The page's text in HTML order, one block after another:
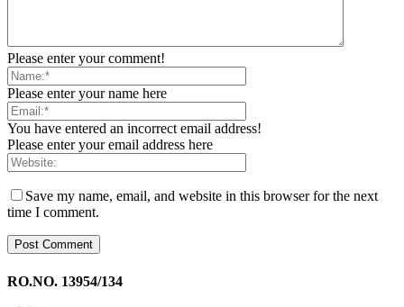
Please enter your comment!
Please enter your name here
You have entered an incorrect email address!
Please enter your email address here
Save my name, email, and website in this browser for the next
time I comment.
RO.NO. 13954/134